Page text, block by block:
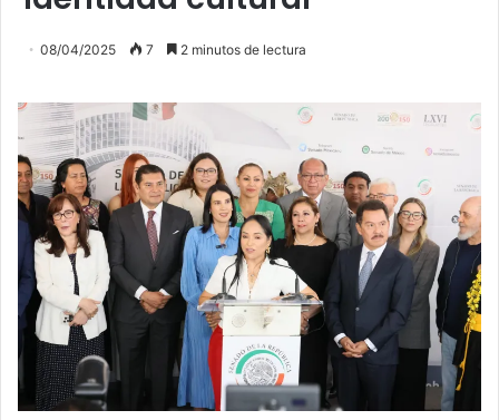
08/04/2025 7 2 minutos de lectura